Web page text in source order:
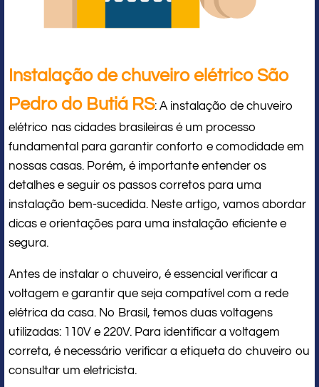
Instalação de chuveiro elétrico São
Pedro do Butiá RS: A instalação de chuveiro
elétrico nas cidades brasileiras é um processo
fundamental para garantir conforto e comodidade em
nossas casas. Porém, é importante entender os
detalhes e seguir os passos corretos para uma
instalação bem-sucedida. Neste artigo, vamos abordar
dicas e orientações para uma instalação eficiente e
segura.
Antes de instalar o chuveiro, é essencial verificar a
voltagem e garantir que seja compatível com a rede
elétrica da casa. No Brasil, temos duas voltagens
utilizadas: 110V e 220V. Para identificar a voltagem
correta, é necessário verificar a etiqueta do chuveiro ou
consultar um eletricista.